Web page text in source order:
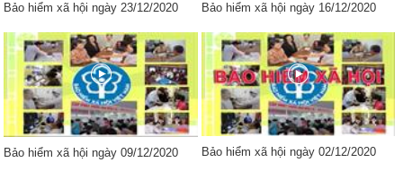
Bảo hiểm xã hội ngày 23/12/2020 Bảo hiểm xã hội ngày 16/12/2020
Bảo hiểm xã hội ngày 09/12/2020 Bảo hiểm xã hội ngày 02/12/2020